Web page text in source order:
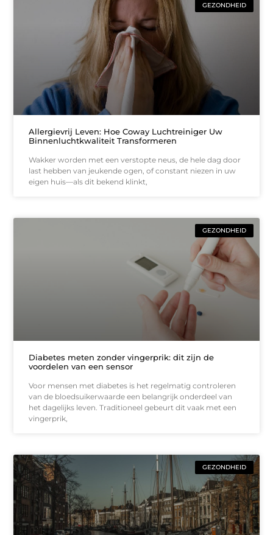
GEZONDHEID
Allergievrij Leven: Hoe Coway Luchtreiniger Uw
Binnenluchtkwaliteit Transformeren
Wakker worden met een verstopte neus, de hele dag door
last hebben van jeukende ogen, of constant niezen in uw
eigen huis—als dit bekend klinkt,
GEZONDHEID
Diabetes meten zonder vingerprik: dit zijn de
voordelen van een sensor
Voor mensen met diabetes is het regelmatig controleren
van de bloedsuikerwaarde een belangrijk onderdeel van
het dagelijks leven. Traditioneel gebeurt dit vaak met een
vingerprik,
GEZONDHEID